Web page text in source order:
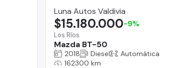
Luna Autos Valdivia
Los Ríos
Mazda BT-50
$15.180.000-9%
2018 Diesel
Automática
162300 km